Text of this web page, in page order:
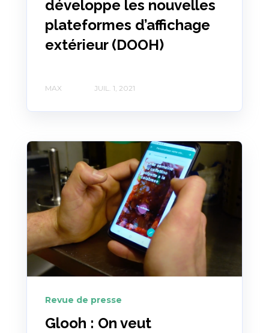
développe les nouvelles
plateformes d’affichage
extérieur (DOOH)
MAX JUIL. 1, 2021
Revue de presse
Glooh : On veut